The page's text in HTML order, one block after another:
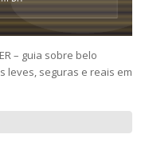
– guia sobre belo
leves, seguras e reais em